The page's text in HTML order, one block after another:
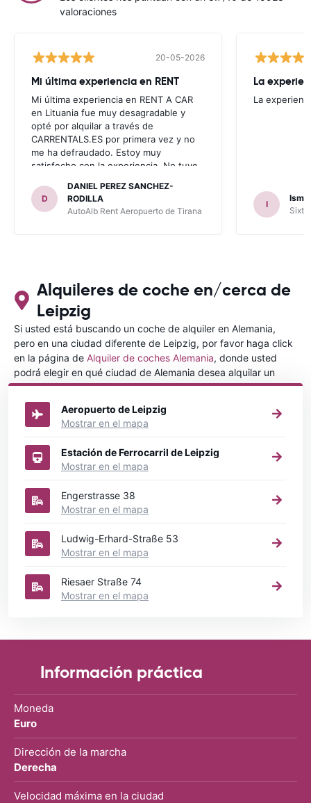
valoraciones
20-05-2026
Mi última experiencia en RENT
Mi última experiencia en RENT A CAR
en Lituania fue muy desagradable y
opté por alquilar a través de
CARRENTALS.ES por primera vez y no
me ha defraudado. Estoy muy
satisfecho con la experiencia. No tuve
invitaron a adquirir un seguro (como
había leído en varios blog). En mis
anteriores viajes nunca había alquilado
para ALBANIA
D
DANIEL PEREZ SANCHEZ-
RODILLA
AutoAlb Rent Aeropuerto de Tirana
La
La
I
Sixt
Alquileres de coche en/cerca de
Leipzig
Si usted está buscando un coche de alquiler en Alemania,
pero en una ciudad diferente de Leipzig, por favor haga click
en la página de Alquiler de coches Alemania, donde usted
podrá elegir en qué ciudad de Alemania desea alquilar un
coche.
Aeropuerto de Leipzig
Mostrar en el mapa
Estación de Ferrocarril de Leipzig
Mostrar en el mapa
Engerstrasse 38
Mostrar en el mapa
Ludwig-Erhard-Straße 53
Mostrar en el mapa
Riesaer Straße 74
Mostrar en el mapa
Información práctica
Moneda
Euro
Dirección de la marcha
Derecha
Velocidad máxima en la ciudad